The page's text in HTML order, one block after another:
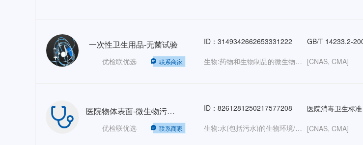
一次性卫生用品-无菌试验
优检联优选 联系商家
ID：3149342662653331222
生物:药物和生物制品的微生物检测/工作场所卫生学方面的微生物检测/对微生物的抗性/其他材料的微生物;化学:消毒产品/表面活性剂和洗涤剂/香精及香料/化学试剂;医疗器械;卫生检疫; [CNAS, CMA]
医院物体表面-微生物污染检测- GB 15982-2012
优检联优选 联系商家
ID：8261281250217577208
生物:水(包括污水)的生物环境/工作场所卫生学方面的微生物检测/培养基/杀虫剂和杀菌剂;化学:金属与合金;医疗器械:通用器械/医用光机电设备/医学影像设备/手术器械/医用材料/医学检验仪器及试剂/植入材料和人工器官/口腔科设备及材料/医用软件/介入器材/中医器械/消毒灭菌器材/其他;卫生检疫:细菌学/病毒学/真菌学/免疫学; [CNAS, CMA]